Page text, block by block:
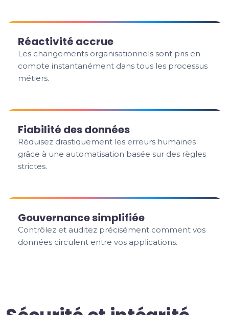
Réactivité accrue
Les changements organisationnels sont pris en
compte instantanément dans tous les processus
métiers.
Fiabilité des données
Réduisez drastiquement les erreurs humaines
grâce à une automatisation basée sur des règles
strictes.
Gouvernance simplifiée
Contrôlez et auditez précisément comment vos
données circulent entre vos applications.